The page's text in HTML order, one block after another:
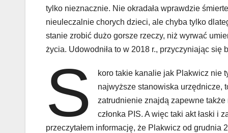
tylko nieznacznie. Nie okradała wprawdzie
nieuleczalnie chorych dzieci, ale chyba tylko
stanie zrobić dużo gorsze rzeczy, niż wyrwać
życia. Udowodniła to w 2018 r., przyczyniając
S
koro takie kanalie jak Plakwicz nie
najwyższe stanowiska urzędnicze,
zatrudnienie znajdą zapewne
członka PIS. A więc taki akt łaski i
przeczytałem informację, że Plakwicz od grudnia